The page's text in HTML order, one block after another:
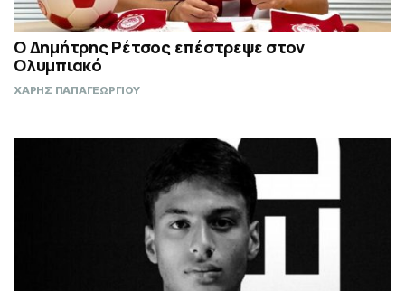
Ο Δημήτρης Ρέτσος επέστρεψε στον
Ολυμπιακό
ΧΑΡΗΣ ΠΑΠΑΓΕΩΡΓΙΟΥ